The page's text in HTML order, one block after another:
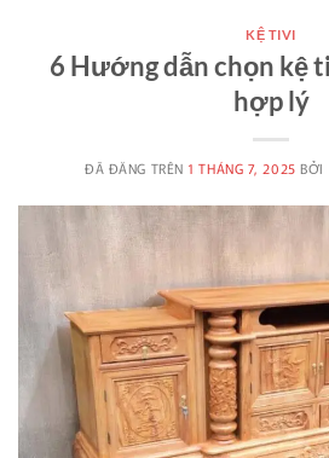
KỆ TIVI
6 Hướng dẫn chọn kệ
hợp lý
ĐÃ ĐĂNG TRÊN 1 THÁNG 7, 2025 BỞI